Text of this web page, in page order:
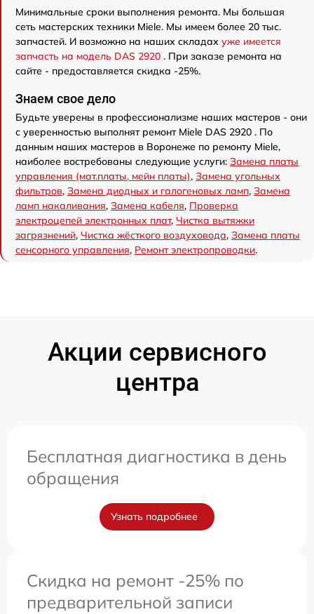
Минимальные сроки выполнения ремонта. Мы большая
сеть мастерских техники Miele. Мы имеем более 20 тыс.
запчастей. И возможно на наших складах уже имеется
запчасть на модель DAS 2920 . При заказе ремонта на
сайте - предоставляется скидка -25%.
Знаем свое дело
Будьте уверены в профессионализме наших мастеров - они
с уверенностью выполнят ремонт Miele DAS 2920 . По
данным наших мастеров в Воронеже по ремонту Miele,
наиболее востребованы следующие услуги: Замена платы
управления (мат.платы, мейн платы), Замена угольных
фильтров, Замена диодных и галогеновых ламп, Замена
ламп накаливания, Замена кабеля, Проверка
электроцепей электронных плат, Чистка вытяжки
загрязнений, Чистка жёсткого воздуховода, Замена платы
сенсорного управления, Ремонт электропроводки.
Акции сервисного
центра
Бесплатная диагностика в день
обращения
Узнать подробнее
Скидка на ремонт -25% по
предварительной записи